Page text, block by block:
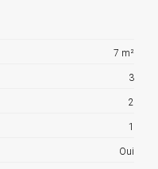
7 m²
3
2
1
Oui